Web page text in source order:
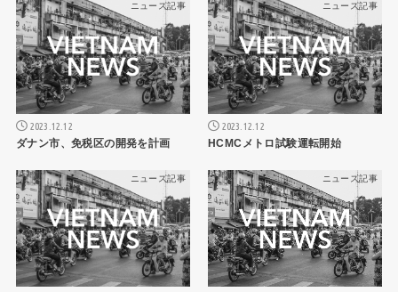
ニュース記事
2023.12.12
ダナン市、免税区の開発を計画
ニュース記事
2023.12.12
HCMCメトロ試験運転開始
ニュース記事 ニュース記事